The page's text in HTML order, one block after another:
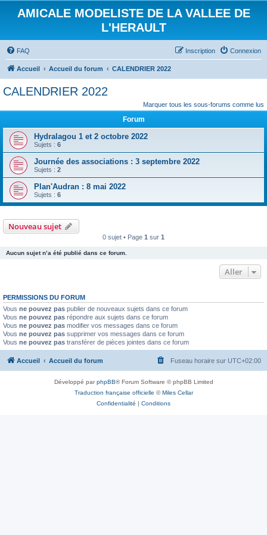
AMICALE MODELISTE DE LA VALLEE DE
L'HERAULT
FAQ Connexion
Inscription
Accueil Accueil du forum CALENDRIER 2022
CALENDRIER 2022
Marquer tous les sous-forums comme lus
Forum
Hydralagou 1 et 2 octobre 2022
Sujets : 6
Journée des associations : 3 septembre 2022
Sujets : 2
Plan'Audran : 8 mai 2022
Sujets : 6
Nouveau sujet
0 sujet • Page 1 sur 1
Aucun sujet n’a été publié dans ce forum.
Aller
PERMISSIONS DU FORUM
Vous ne pouvez pas publier de nouveaux sujets dans ce forum
Vous ne pouvez pas répondre aux sujets dans ce forum
Vous ne pouvez pas modifier vos messages dans ce forum
Vous ne pouvez pas supprimer vos messages dans ce forum
Vous ne pouvez pas transférer de pièces jointes dans ce forum
Accueil Accueil du forum Fuseau horaire sur UTC+02:00
Développé parphpBB® Forum Software © phpBB Limited
Traduction française officielle ©Miles Cellar
Confidentialité | Conditions